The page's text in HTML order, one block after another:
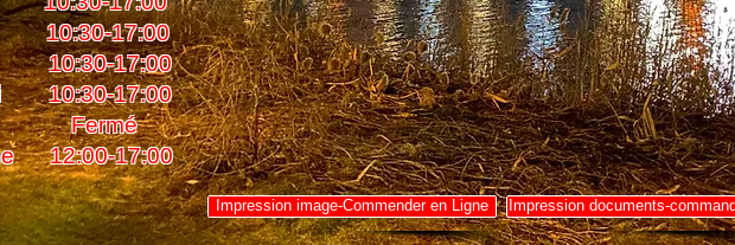
10:30-17:00
17:00
10:30-17:00
Fermé
12:00-17:00
Impression image-Commender en Ligne Impression documents-